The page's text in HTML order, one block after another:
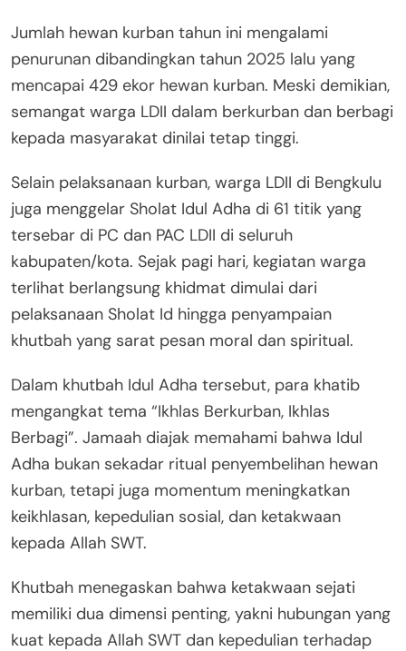
Jumlah hewan kurban tahun ini mengalami
penurunan dibandingkan tahun 2025 lalu yang
mencapai 429 ekor hewan kurban. Meski demikian,
semangat warga LDII dalam berkurban dan berbagi
kepada masyarakat dinilai tetap tinggi.
Selain pelaksanaan kurban, warga LDII di Bengkulu
juga menggelar Sholat Idul Adha di 61 titik yang
tersebar di PC dan PAC LDII di seluruh
kabupaten/kota. Sejak pagi hari, kegiatan warga
terlihat berlangsung khidmat dimulai dari
pelaksanaan Sholat Id hingga penyampaian
khutbah yang sarat pesan moral dan spiritual.
Dalam khutbah Idul Adha tersebut, para khatib
mengangkat tema “Ikhlas Berkurban, Ikhlas
Berbagi”. Jamaah diajak memahami bahwa Idul
Adha bukan sekadar ritual penyembelihan hewan
kurban, tetapi juga momentum meningkatkan
keikhlasan, kepedulian sosial, dan ketakwaan
kepada Allah SWT.
Khutbah menegaskan bahwa ketakwaan sejati
memiliki dua dimensi penting, yakni hubungan yang
kuat kepada Allah SWT dan kepedulian terhadap